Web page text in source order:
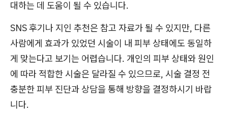
대하는 데 도움이 될 수 있습니다.
SNS 후기나 지인 추천은 참고 자료가 될 수 있지만, 다른
사람에게 효과가 있었던 시술이 내 피부 상태에도 동일하
게 맞는다고 보기는 어렵습니다. 개인의 피부 상태와 원인
에 따라 적합한 시술은 달라질 수 있으므로, 시술 결정 전
충분한 피부 진단과 상담을 통해 방향을 결정하시기 바랍
니다.